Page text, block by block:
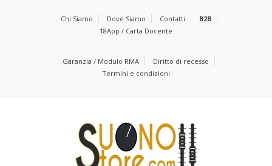
Chi Siamo Dove Siamo Contatti
B2B
18App / Carta Docente
Garanzia / Modulo RMA
Diritto di recesso
Termini e condizioni